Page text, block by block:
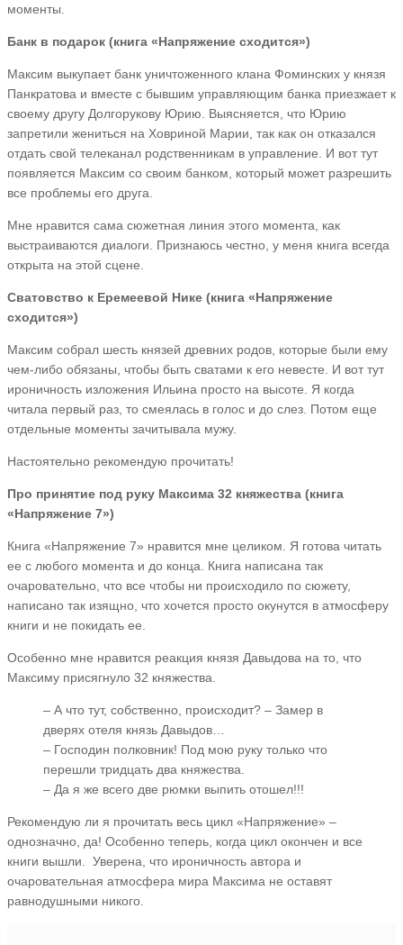
моменты.
Банк в подарок (книга «Напряжение сходится»)
Максим выкупает банк уничтоженного клана Фоминских у князя
Панкратова и вместе с бывшим управляющим банка приезжает к
своему другу Долгорукову Юрию. Выясняется, что Юрию
запретили жениться на Ховриной Марии, так как он отказался
отдать свой телеканал родственникам в управление. И вот тут
появляется Максим со своим банком, который может разрешить
все проблемы его друга.
Мне нравится сама сюжетная линия этого момента, как
выстраиваются диалоги. Признаюсь честно, у меня книга всегда
открыта на этой сцене.
Сватовство к Еремеевой Нике (книга «Напряжение
сходится»)
Максим собрал шесть князей древних родов, которые были ему
чем-либо обязаны, чтобы быть сватами к его невесте. И вот тут
ироничность изложения Ильина просто на высоте. Я когда
читала первый раз, то смеялась в голос и до слез. Потом еще
отдельные моменты зачитывала мужу.
Настоятельно рекомендую прочитать!
Про принятие под руку Максима 32 княжества (книга
«Напряжение 7»)
Книга «Напряжение 7» нравится мне целиком. Я готова читать
ее с любого момента и до конца. Книга написана так
очаровательно, что все чтобы ни происходило по сюжету,
написано так изящно, что хочется просто окунутся в атмосферу
книги и не покидать ее.
Особенно мне нравится реакция князя Давыдова на то, что
Максиму присягнуло 32 княжества.
– А что тут, собственно, происходит? – Замер в
дверях отеля князь Давыдов…
– Господин полковник! Под мою руку только что
перешли тридцать два княжества.
– Да я же всего две рюмки выпить отошел!!!
Рекомендую ли я прочитать весь цикл «Напряжение» –
однозначно, да! Особенно теперь, когда цикл окончен и все
книги вышли. Уверена, что ироничность автора и
очаровательная атмосфера мира Максима не оставят
равнодушными никого.